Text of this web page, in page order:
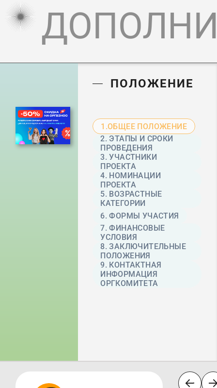
ПОЛОЖЕНИЕ
1.ОБЩЕЕ ПОЛОЖЕНИЕ
2. ЭТАПЫ И СРОКИ
ПРОВЕДЕНИЯ
3. УЧАСТНИКИ
ПРОЕКТА
4. НОМИНАЦИИ
ПРОЕКТА
5. ВОЗРАСТНЫЕ
КАТЕГОРИИ
6. ФОРМЫ УЧАСТИЯ
7. ФИНАНСОВЫЕ
УСЛОВИЯ
8. ЗАКЛЮЧИТЕЛЬНЫЕ
ПОЛОЖЕНИЯ
9. КОНТАКТНАЯ
ИНФОРМАЦИЯ
ОРГКОМИТЕТА